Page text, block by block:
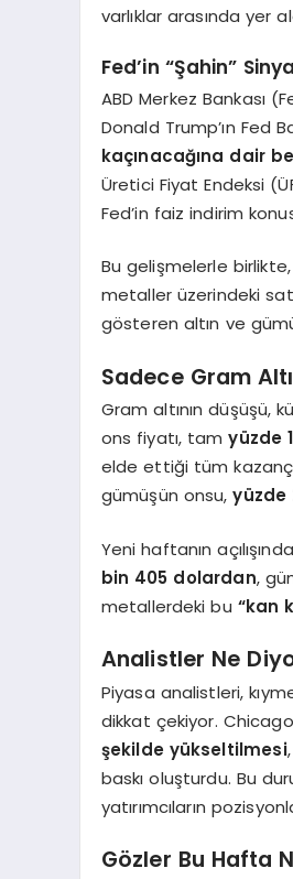
varlıklar arasında yer
Fed’in “Şahin”
ABD Merkez Bankası
Donald Trump’ın Fed
kaçınacağına dair
Üretici Fiyat Endeksi
Fed’in faiz indirim
Bu gelişmelerle
metaller üzerindeki
gösteren altın ve
Sadece Gram
Gram altının düşüşü,
ons fiyatı, tamyüzde
elde ettiği tüm
gümüşün onsu,yüzde
Yeni haftanın
bin 405 dolardan,
metallerdeki bu “kan
Analistler Ne
Piyasa analistleri,
dikkat çekiyor.
şekilde yükseltilmesi
baskı oluşturdu. Bu
yatırımcıların
Gözler Bu Hafta